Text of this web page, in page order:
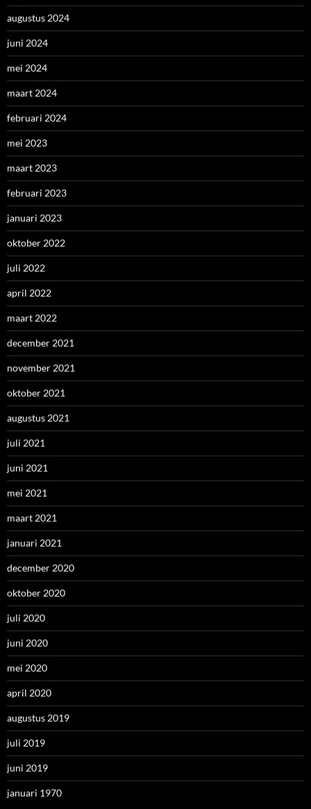
augustus 2024
juni 2024
mei 2024
maart 2024
februari 2024
mei 2023
maart 2023
februari 2023
januari 2023
oktober 2022
juli 2022
april 2022
maart 2022
december 2021
november 2021
oktober 2021
augustus 2021
juli 2021
juni 2021
mei 2021
maart 2021
januari 2021
december 2020
oktober 2020
juli 2020
juni 2020
mei 2020
april 2020
augustus 2019
juli 2019
juni 2019
januari 1970